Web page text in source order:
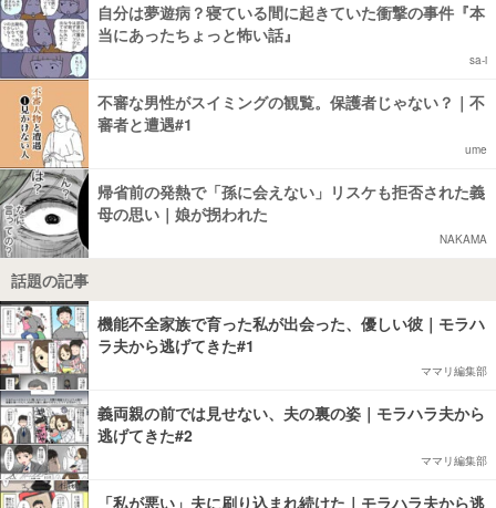
自分は夢遊病？寝ている間に起きていた衝撃の事件『本
当にあったちょっと怖い話』
sa-i
不審な男性がスイミングの観覧。保護者じゃない？｜不
審者と遭遇#1
ume
帰省前の発熱で「孫に会えない」リスケも拒否された義
母の思い｜娘が拐われた
NAKAMA
話題の記事
機能不全家族で育った私が出会った、優しい彼｜モラハ
ラ夫から逃げてきた#1
ママリ編集部
義両親の前では見せない、夫の裏の姿｜モラハラ夫から
逃げてきた#2
ママリ編集部
「私が悪い」夫に刷り込まれ続けた｜モラハラ夫から逃